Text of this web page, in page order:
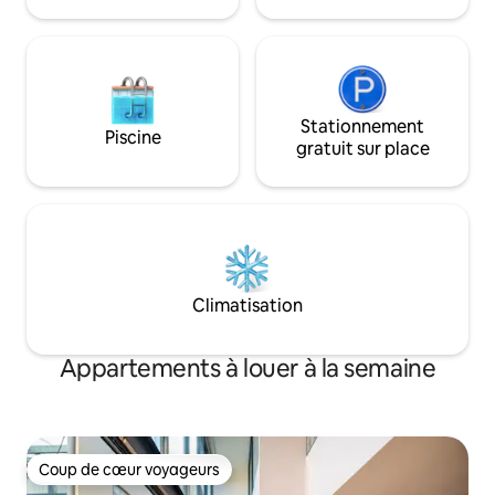
jusqu'aux cafés, aux parcs et aux
calme et
Piscine
Stationnement
gratuit sur place
Climatisation
Appartements à louer à la semaine
Coup de cœur voyageurs
Coup de cœur voyageurs